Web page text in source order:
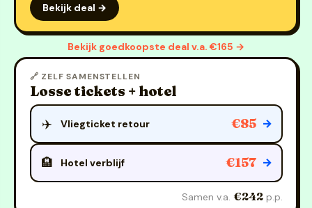
Bekijk deal →
Bekijk goedkoopste deal v.a. €165 →
🔗 ZELF SAMENSTELLEN
Losse tickets + hotel
✈️ Vliegticket retour €85 →
🏨 Hotel verblijf €157 →
Samen v.a. €242p.p.